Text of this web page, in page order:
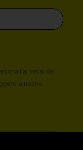
ai sensi del
la nostra